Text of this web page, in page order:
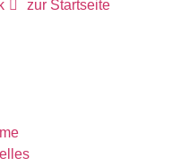
zur Startseite